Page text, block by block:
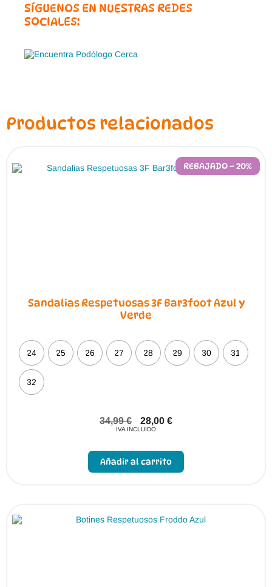
SÍGUENOS EN NUESTRAS REDES
SOCIALES:
Productos relacionados
REBAJADO – 20%
Sandalias Respetuosas 3F Bar3foot Azul y
Verde
24 25 26 27 28 29 30 31
32
34,99€ 28,00 €
IVA INCLUIDO
Añadir al carrito
pueden